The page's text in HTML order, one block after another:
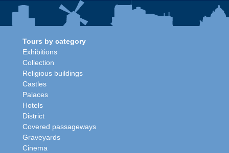
Tours by category
Exhibitions
Collection
Religious buildings
Castles
Palaces
Hotels
District
Covered passageways
Graveyards
Cinema